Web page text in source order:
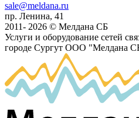
sale@meldana.ru
пр. Ленина, 41
2011- 2026 © Мелдана СБ
Услуги и оборудование сетей
городе Сургут ООО "Мелдана